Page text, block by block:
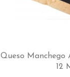
Queso Manchego
12